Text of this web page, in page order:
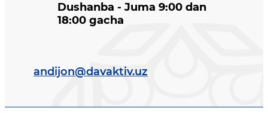
Dushanba - Juma 9:00 dan
18:00 gacha
andijon@davaktiv.uz